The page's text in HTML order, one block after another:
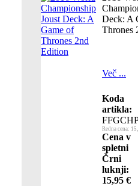
Deck: A
Thrones
Več ...
Koda
artikla:
Redna cena:
Cena v
spletni
Črni
luknji:
15,95 €